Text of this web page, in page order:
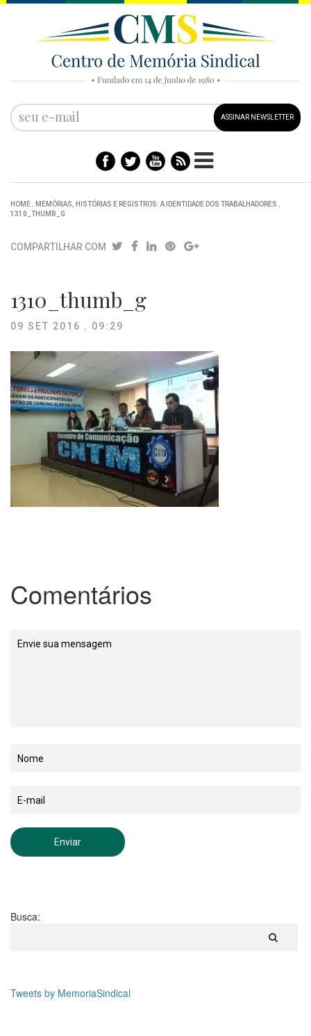
ASSINAR NEWSLETTER
HOME MEMÓRIAS, HISTÓRIAS E REGISTROS: A IDENTIDADE DOS TRABALHADORES
1310_THUMB_G
COMPARTILHAR COM
1310_thumb_g
09 SET 2016 . 09:29
Comentários
Busca:
Tweets by MemoriaSindical